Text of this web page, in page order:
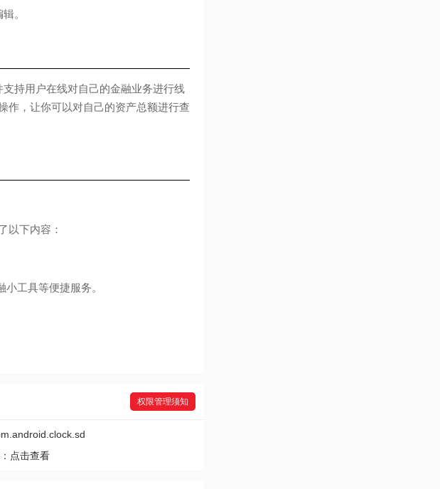
。
持用户在线对自己的金融业务进行线
作，让你可以对自己的资产总额进行查
下内容：
工具等便捷服务。
权限管理须知
点击查看